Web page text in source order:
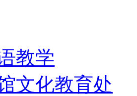
教学
文化教育处